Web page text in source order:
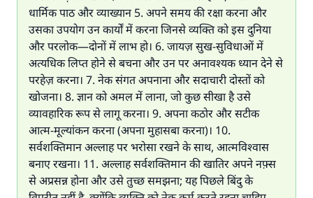
धार्मिक पाठ और व्याख्यान 5. अपने समय की रक्षा करना और
उसका उपयोग उन कार्यों में करना जिनसे व्यक्ति को इस दुनिया
और परलोक—दोनों में लाभ हो। 6. जायज़ सुख-सुविधाओं में
अत्यधिक लिप्त होने से बचना और उन पर अनावश्यक ध्यान देने से
परहेज़ करना। 7. नेक संगत अपनाना और सदाचारी दोस्तों को
खोजना। 8. ज्ञान को अमल में लाना, जो कुछ सीखा है उसे
व्यावहारिक रूप से लागू करना। 9. अपना कठोर और सटीक
आत्म-मूल्यांकन करना (अपना मुहासबा करना)। 10.
सर्वशक्तिमान अल्लाह पर भरोसा रखने के साथ, आत्मविश्वास
बनाए रखना। 11. अल्लाह सर्वशक्तिमान की खातिर अपने नफ़्स
से अप्रसन्न होना और उसे तुच्छ समझना; यह पिछले बिंदु के